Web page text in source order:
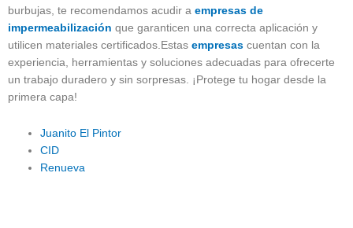
burbujas, te recomendamos acudir a empresas de
impermeabilización que garanticen una correcta aplicación y
utilicen materiales certificados.Estas empresas cuentan con la
experiencia, herramientas y soluciones adecuadas para ofrecerte
un trabajo duradero y sin sorpresas. ¡Protege tu hogar desde la
primera capa!
Juanito El Pintor
CID
Renueva